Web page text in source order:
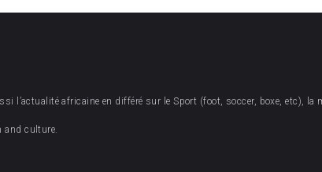
l’actualité africaine en différé sur le Sport (foot, soccer, boxe, etc), la
culture.